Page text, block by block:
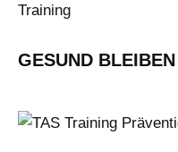
Training
GESUND